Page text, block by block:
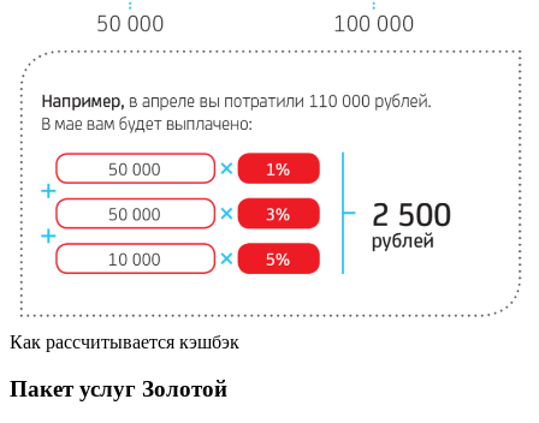
Как рассчитывается кэшбэк
Пакет услуг Золотой